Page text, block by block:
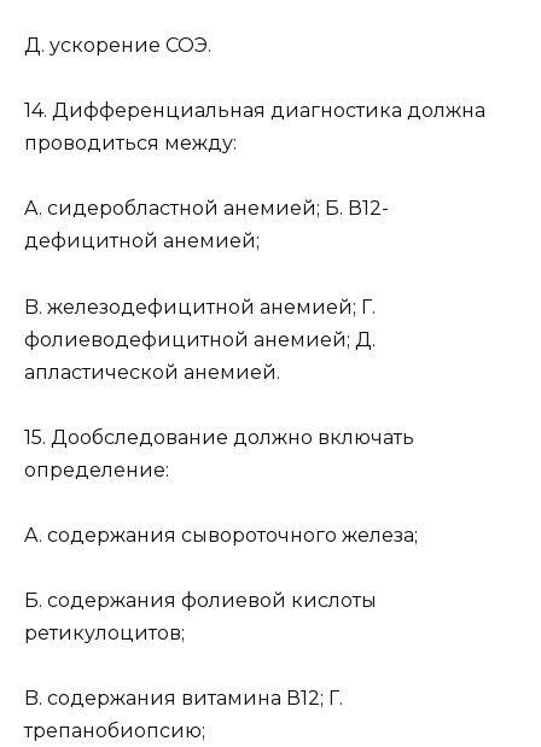
Д. ускорение СОЭ.
14. Дифференциальная диагностика должна
проводиться между:
A. сидеробластной анемией; Б. В12-
дефицитной анемией;
B. железодефицитной анемией; Г.
фолиеводефицитной анемией; Д.
апластической анемией.
15. Дообследование должно включать
определение:
A. содержания сывороточного железа;
Б. содержания фолиевой кислоты
ретикулоцитов;
B. содержания витамина В12; Г.
трепанобиопсию;